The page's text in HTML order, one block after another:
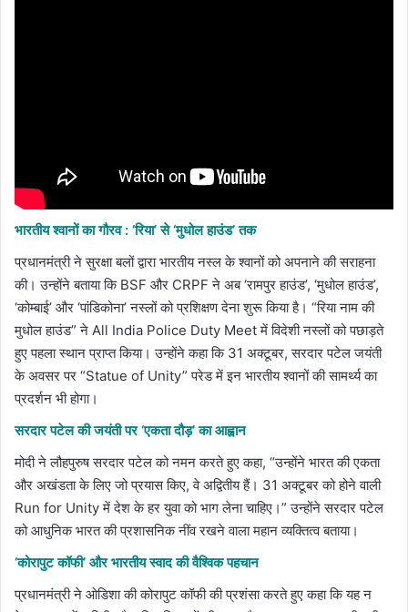
भारतीय श्वानों का गौरव : ‘रिया’ से ‘मुधोल हाउंड’ तक
प्रधानमंत्री ने सुरक्षा बलों द्वारा भारतीय नस्ल के श्वानों को अपनाने की सराहना
की। उन्होंने बताया कि BSF और CRPF ने अब ‘रामपुर हाउंड’, ‘मुधोल हाउंड’,
‘कोम्बाई’ और ‘पांडिकोना’ नस्लों को प्रशिक्षण देना शुरू किया है। “रिया नाम की
मुधोल हाउंड” ने All India Police Duty Meet में विदेशी नस्लों को पछाड़ते
हुए पहला स्थान प्राप्त किया। उन्होंने कहा कि 31 अक्टूबर, सरदार पटेल जयंती
के अवसर पर “Statue of Unity” परेड में इन भारतीय श्वानों की सामर्थ्य का
प्रदर्शन भी होगा।
सरदार पटेल की जयंती पर ‘एकता दौड़’ का आह्वान
मोदी ने लौहपुरुष सरदार पटेल को नमन करते हुए कहा, “उन्होंने भारत की एकता
और अखंडता के लिए जो प्रयास किए, वे अद्वितीय हैं। 31 अक्टूबर को होने वाली
Run for Unity में देश के हर युवा को भाग लेना चाहिए।” उन्होंने सरदार पटेल
को आधुनिक भारत की प्रशासनिक नींव रखने वाला महान व्यक्तित्व बताया।
‘कोरापुट कॉफी’ और भारतीय स्वाद की वैश्विक पहचान
प्रधानमंत्री ने ओडिशा की कोरापुट कॉफी की प्रशंसा करते हुए कहा कि यह न